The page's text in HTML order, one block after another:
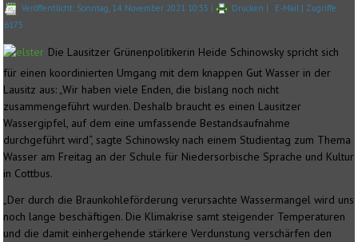
Veröffentlicht: Sonntag, 14. November 2021 10:35 | Drucken | E-Mail | Zugriffe:
6175
Die Lausitzer Grünenpolitikerin Heide Schinowsky spricht sich
für einen koordinierten Umgang mit dem knappen Gut Wasser in der
Lausitz aus: „Wir haben viele Enden, die bislang noch nicht
zusammengeführt wurden. Deshalb braucht es einen Lausitzer
Wassergipfel, auf dem eine umfassende Bestandsaufnahme
durchgeführt wird“, sagte Schinowsky nach einem Studientag zum Thema
Wasser am Freitag an der Schule für Niedersorbische Sprache und Kultur
in Cottbus.
„Der durch die Braunkohleförderung verursachte Wassermangel wird uns
noch lange beschäftigen. Die Klimakrise samt steigender Temperaturen
und die damit einhergehende stärkere Verdunstung verschärfen den